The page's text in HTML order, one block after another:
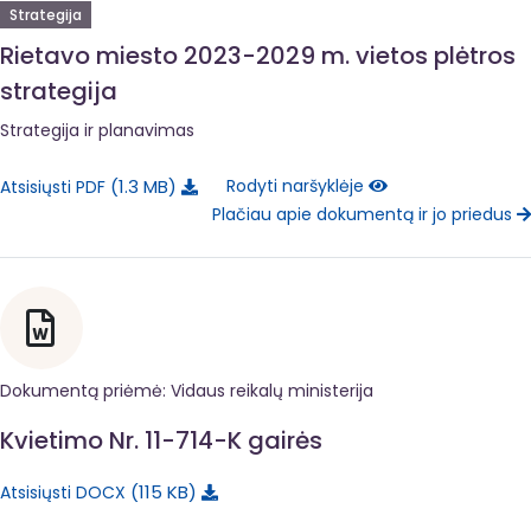
Strategija
Rietavo miesto 2023-2029 m. vietos plėtros
strategija
Strategija ir planavimas
Atsisiųsti PDF 1.3 MB
Rodyti naršyklėje
Plačiau apie dokumentą ir jo priedus
Dokumentą priėmė: Vidaus reikalų ministerija
Kvietimo Nr. 11-714-K gairės
Atsisiųsti DOCX 115 KB